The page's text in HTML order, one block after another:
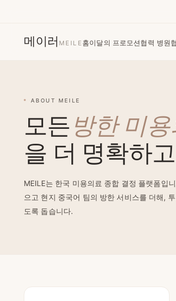
메이러 MEILE 홈이달의 프로모션협력 병원
ABOUT MEILE
모든 방한 미
을 더 명확하
MEILE는 한국 미용의료 종합 결정 플랫폼입
으고 현지 중국어 팀의 방한 서비스를 더해,
도록 돕습니다.